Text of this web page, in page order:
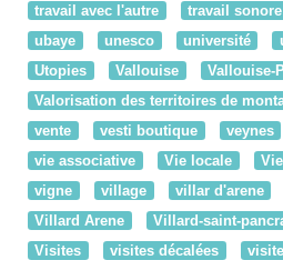
travail avec l'autre
travail sonore
ubaye
unesco université
Utopies
Vallouise
Vallouise-
Valorisation des territoires de
vente
vesti boutique veynes
vie associative
Vie locale
vigne
village villar d'arene
Villard Arene
Villard-saint-
Visites
visites décalées